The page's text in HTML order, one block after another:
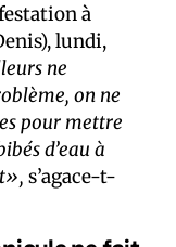
à
lundi,
ne
on ne
pour mettre
d’eau à
s’agace-t-